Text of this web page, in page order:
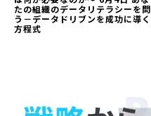
たの組織のデータリテラシーを問
う－データドリブンを成功に導く
方程式